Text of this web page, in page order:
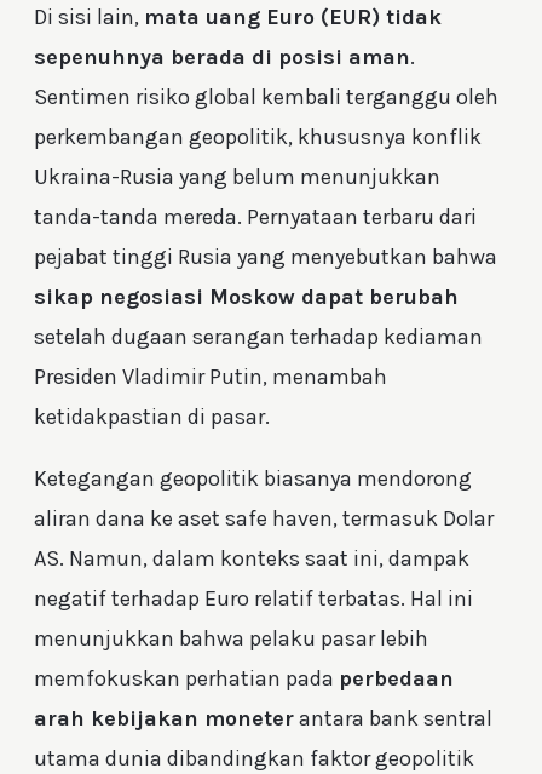
Di sisi lain, mata uang Euro (EUR) tidak
sepenuhnya berada di posisi aman.
Sentimen risiko global kembali terganggu oleh
perkembangan geopolitik, khususnya konflik
Ukraina-Rusia yang belum menunjukkan
tanda-tanda mereda. Pernyataan terbaru dari
pejabat tinggi Rusia yang menyebutkan bahwa
sikap negosiasi Moskow dapat berubah
setelah dugaan serangan terhadap kediaman
Presiden Vladimir Putin, menambah
ketidakpastian di pasar.
Ketegangan geopolitik biasanya mendorong
aliran dana ke aset safe haven, termasuk Dolar
AS. Namun, dalam konteks saat ini, dampak
negatif terhadap Euro relatif terbatas. Hal ini
menunjukkan bahwa pelaku pasar lebih
memfokuskan perhatian pada perbedaan
arah kebijakan moneterantara bank sentral
utama dunia dibandingkan faktor geopolitik